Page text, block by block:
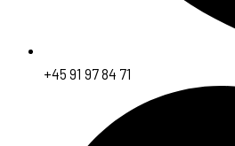
+45 91 97 84 71